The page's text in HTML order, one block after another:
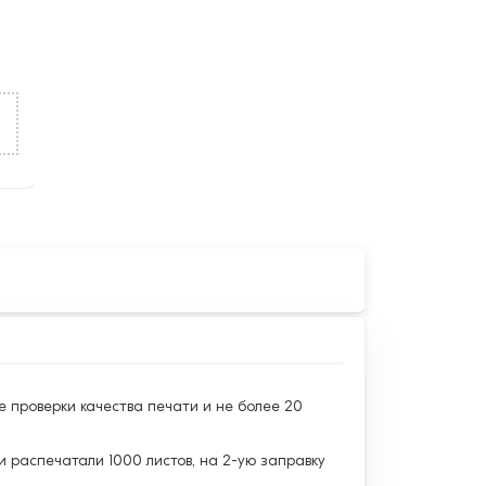
качества печати и не более 20
распечатали 1000 листов, на 2-ую заправку